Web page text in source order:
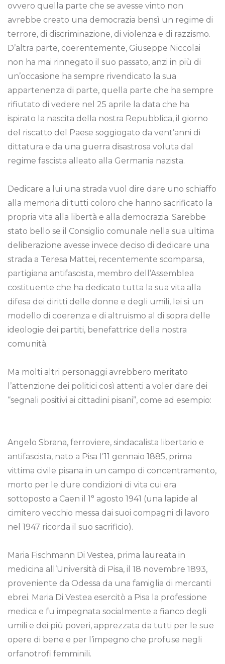
ovvero quella parte che se avesse vinto non
avrebbe creato una democrazia bensì un regime di
terrore, di discriminazione, di violenza e di razzismo.
D’altra parte, coerentemente, Giuseppe Niccolai
non ha mai rinnegato il suo passato, anzi in più di
un’occasione ha sempre rivendicato la sua
appartenenza di parte, quella parte che ha sempre
rifiutato di vedere nel 25 aprile la data che ha
ispirato la nascita della nostra Repubblica, il giorno
del riscatto del Paese soggiogato da vent’anni di
dittatura e da una guerra disastrosa voluta dal
regime fascista alleato alla Germania nazista.
Dedicare a lui una strada vuol dire dare uno schiaffo
alla memoria di tutti coloro che hanno sacrificato la
propria vita alla libertà e alla democrazia. Sarebbe
stato bello se il Consiglio comunale nella sua ultima
deliberazione avesse invece deciso di dedicare una
strada a Teresa Mattei, recentemente scomparsa,
partigiana antifascista, membro dell’Assemblea
costituente che ha dedicato tutta la sua vita alla
difesa dei diritti delle donne e degli umili, lei sì un
modello di coerenza e di altruismo al di sopra delle
ideologie dei partiti, benefattrice della nostra
comunità.
Ma molti altri personaggi avrebbero meritato
l’attenzione dei politici così attenti a voler dare dei
“segnali positivi ai cittadini pisani”, come ad esempio:
Angelo Sbrana, ferroviere, sindacalista libertario e
antifascista, nato a Pisa l’11 gennaio 1885, prima
vittima civile pisana in un campo di concentramento,
morto per le dure condizioni di vita cui era
sottoposto a Caen il 1° agosto 1941 (una lapide al
cimitero vecchio messa dai suoi compagni di lavoro
nel 1947 ricorda il suo sacrificio).
Maria Fischmann Di Vestea, prima laureata in
medicina all’Università di Pisa, il 18 novembre 1893,
proveniente da Odessa da una famiglia di mercanti
ebrei. Maria Di Vestea esercitò a Pisa la professione
medica e fu impegnata socialmente a fianco degli
umili e dei più poveri, apprezzata da tutti per le sue
opere di bene e per l’impegno che profuse negli
orfanotrofi femminili.